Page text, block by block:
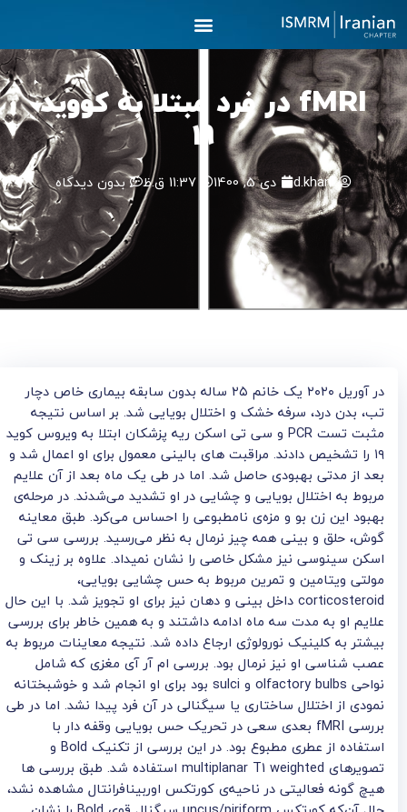
محتوا
fMRI در فرد مبتلا به کووید
19
d.khani دی 5, 1400 11:37 ق.ظ بدون دیدگاه
در آوریل ۲۰۲۰ یک خانم ۲۵ ساله بدون سابقه بیماری خاص دچار
تب، بدن درد، سرفه خشک و اختلال بویایی شد. بر اساس نتیجه
مثبت تست PCR و سی تی اسکن ریه پزشکان ابتلا به ویروس کوید
۱۹ را تشخیص دادند. مراقبت های بالینی معمول برای او اعمال شد و
بعد از مدتی بهبودی حاصل شد. اما در طی یک ماه بعد از آن علایم
مربوط به اختلال بویایی و چشایی در او تشدید می‌شدند. در مرحله‌ی
بهبود این زن بو و مزه‌ی نامطبوعی را احساس می‌کرد. طبق معاینه
گوش، حلق و بینی همه چیز نرمال به نظر می‌رسید. بررسی سی تی
اسکن سینوسی نیز مشکل خاصی را نشان نمیداد. علاوه بر زینک و
مولتی ویتامین و تمرین مربوط به حس چشایی بویایی،
corticosteroid داخل بینی و دهان نیز برای او تجویز شد. با این حال
علایم او به مدت سه ماه ادامه داشتند و به همین خاطر برای بررسی
بیشتر به کلینیک نورولوژی ارجاع داده شد. نتیجه معاینات مربوط به
عصب شناسی او نیز نرمال بود. بررسی ام آر آی مغزی که شامل
نواحی olfactory bulbs و sulci بود برای او انجام شد و خوشبختانه
نمودی از اختلال ساختاری یا سیگنالی در آن فرد پیدا نشد. اما در طی
بررسی fMRI بعدی سعی در تحریک حس بویایی وقفه دار با
استفاده از عطری مطبوع بود. در این بررسی از تکنیک Bold و
تصویرهای multiplanar T1 weighted استفاده شد. طبق بررسی ها
هیچ گونه فعالیتی در ناحیه‌ی کورتکس اوربینافرانتال مشاهده نشد،